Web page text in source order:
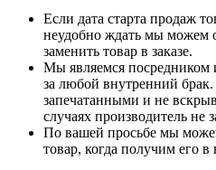
Если дата старта продаж
неудобно ждать мы можем
заменить товар в заказе.
Мы являемся посредником
за любой внутренний
запечатанными и не
случаях производитель не
По вашей просьбе мы
товар, когда получим его